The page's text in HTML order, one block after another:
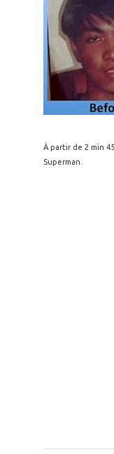
À partir de 2 min
Superman.